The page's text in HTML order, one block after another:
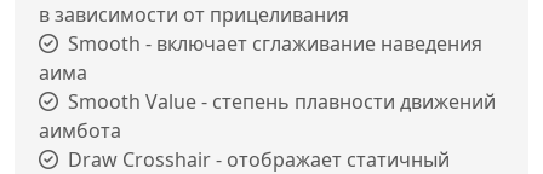
в зависимости от прицеливания
Smooth - включает сглаживание наведения
аима
Smooth Value - степень плавности движений
аимбота
Draw Crosshair - отображает статичный